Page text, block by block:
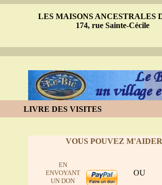
LES MAISONS ANCESTRALES
174, rue Sainte-Cécile
LIVRE DES VISITES
VOUS POUVEZ
EN
ENVOYANT
UN DON
OU